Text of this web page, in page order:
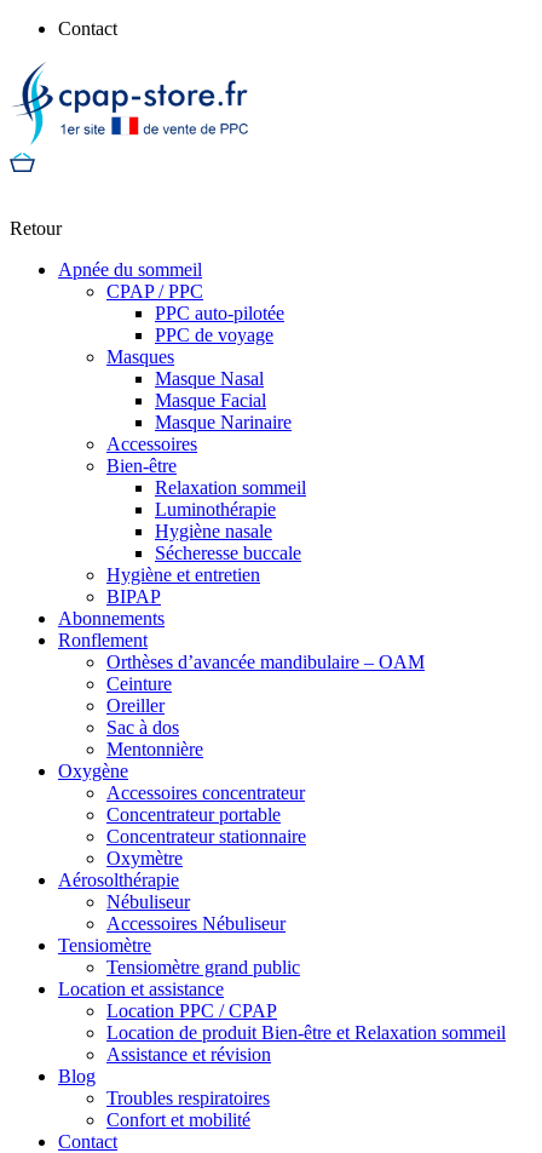
Contact
Retour
Apnée du sommeil
CPAP / PPC
PPC auto-pilotée
PPC de voyage
Masques
Masque Nasal
Masque Facial
Masque Narinaire
Accessoires
Bien-être
Relaxation sommeil
Luminothérapie
Hygiène nasale
Sécheresse buccale
Hygiène et entretien
BIPAP
Abonnements
Ronflement
Orthèses d’avancée mandibulaire – OAM
Ceinture
Oreiller
Sac à dos
Mentonnière
Oxygène
Accessoires concentrateur
Concentrateur portable
Concentrateur stationnaire
Oxymètre
Aérosolthérapie
Nébuliseur
Accessoires Nébuliseur
Tensiomètre
Tensiomètre grand public
Location et assistance
Location PPC / CPAP
Location de produit Bien-être et Relaxation sommeil
Assistance et révision
Blog
Troubles respiratoires
Confort et mobilité
Contact